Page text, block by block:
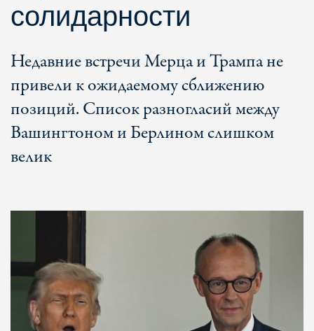
солидарности
Недавние встречи Мерца и Трампа не
привели к ожидаемому сближению
позиций. Список разногласий между
Вашингтоном и Берлином слишком
велик